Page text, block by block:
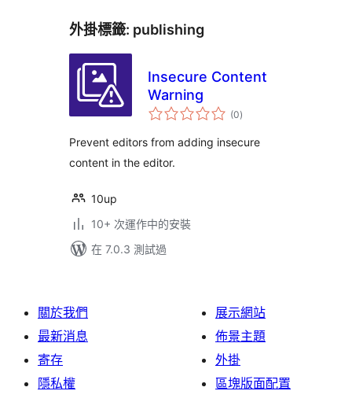
外掛標籤: publishing
Insecure Content
Warning
(0總
評)
Prevent editors from adding insecure
content in the editor.
10up
10+ 次運作中的安裝
在 7.0.3 測試過
關於我們
最新消息
寄存
隱私權
展示網站
佈景主題
外掛
區塊版面配置